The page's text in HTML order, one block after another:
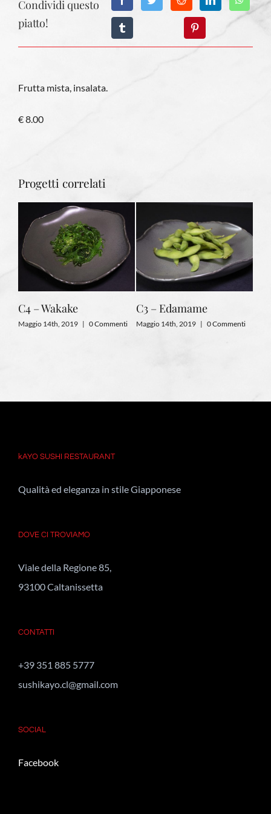
Condividi questo
piatto!
Frutta mista, insalata.
€ 8.00
Progetti correlati
C4 – Wakake
Maggio 14th, 2019 | 0 Commenti
C3 – Edamame
Maggio 14th, 2019 | 0 Commenti
kAYO SUSHI RESTAURANT
Qualità ed eleganza in stile Giapponese
DOVE CI TROVIAMO
Viale della Regione 85,
93100 Caltanissetta
CONTATTI
+39 351 885 5777
sushikayo.cl@gmail.com
SOCIAL
Facebook